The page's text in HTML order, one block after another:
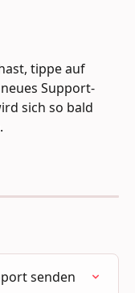
tippe auf
Support-
sich so bald
senden